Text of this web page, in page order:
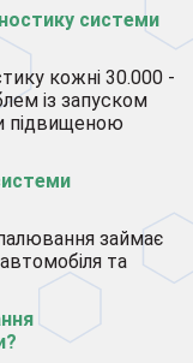
системи
кожні 30.000 -
із запуском
підвищеною
займає
та